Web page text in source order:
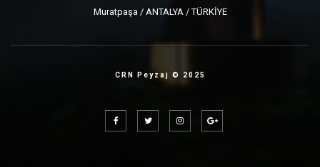
Muratpaşa / ANTALYA / TÜRKİYE
CRN Peyzaj © 2025